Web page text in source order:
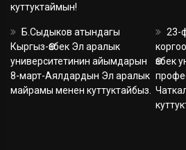
куттуктаймын!
Б.Сыдыков атындагы
Кыргыз-Өзбек Эл аралык
университетинин айымдарын
8-март-Аялдардын Эл аралык
майрамы менен куттуктайбыз.
23-
Өзбек